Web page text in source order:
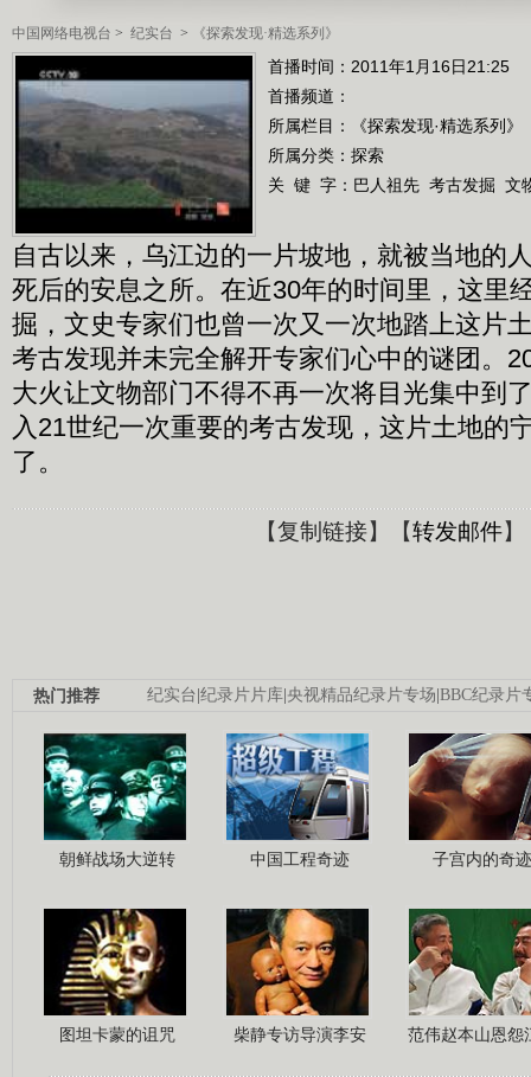
中国网络电视台 > 纪实台 > 《探索发现·精选系列》
首播时间：2011年1月16日21:25
首播频道：
所属栏目：
《探索发现·精选系列》
所属分类：探索
关 键 字： 巴人祖先 考古发掘 文
自古以来，乌江边的一片坡地，就被当地的
死后的安息之所。在近30年的时间里，这里
掘，文史专家们也曾一次又一次地踏上这片
考古发现并未完全解开专家们心中的谜团。
大火让文物部门不得不再一次将目光集中到
入21世纪一次重要的考古发现，这片土地的
了。
【复制链接】【转发邮件】
纪实台 纪录片片库 央视精品纪录片专场 BBC纪录片
热门推荐
朝鲜战场大逆转 中国工程奇迹 子宫内的奇迹
图坦卡蒙的诅咒 柴静专访导演李安 范伟赵本山恩怨